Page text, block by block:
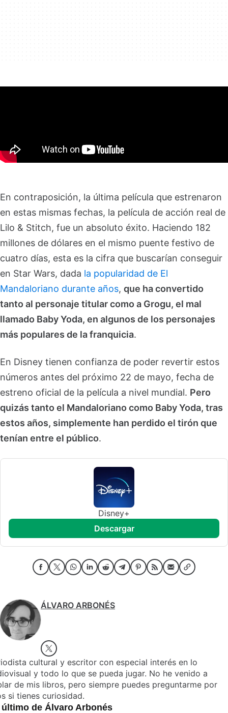
En contraposición, la última película que estrenaron
en estas mismas fechas, la película de acción real de
Lilo & Stitch, fue un absoluto éxito. Haciendo 182
millones de dólares en el mismo puente festivo de
cuatro días, esta es la cifra que buscarían conseguir
en Star Wars, dada la popularidad de El
Mandaloriano durante años, que ha convertido
tanto al personaje titular como a Grogu, el mal
llamado Baby Yoda, en algunos de los personajes
más populares de la franquicia.
En Disney tienen confianza de poder revertir estos
números antes del próximo 22 de mayo, fecha de
estreno oficial de la película a nivel mundial. Pero
quizás tanto el Mandaloriano como Baby Yoda, tras
estos años, simplemente han perdido el tirón que
tenían entre el público.
Disney+
descargar
ÁLVARO ARBONÉS
cultural y escritor con especial interés en lo
y todo lo que se pueda jugar. No he venido a
de mis libros, pero siempre puedes preguntarme por
si tienes curiosidad.
de Álvaro Arbonés